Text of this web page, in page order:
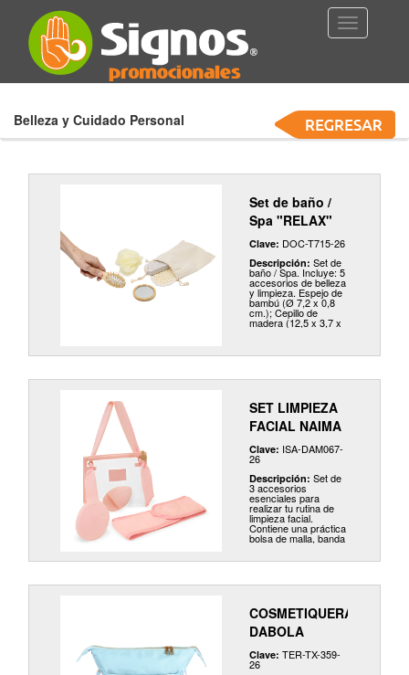
Toggle
Navigation
Belleza y Cuidado Personal
Set de baño /
Spa "RELAX"
Clave: DOC-T715-26
Descripción:Set de
baño / Spa. Incluye: 5
accesorios de belleza
y limpieza. Espejo de
bambú (Ø 7,2 x 0,8
cm.); Cepillo de
madera (12,5 x 3,7 x
3,5 cm.); Piedra
algodón (9,5 x 4,5 x
poliéster (Ø 9 cm.);
elástico, recubierta en
algodón y tejido
exfoliante (14,7 x
9,7cm.).
SET LIMPIEZA
FACIAL NAIMA
Clave: ISA-DAM067-
26
Descripción:Set de
3 accesorios
esenciales para
realizar tu rutina de
limpieza facial.
Contiene una práctica
bolsa de malla, banda
ajustable para el
cabello, cepillo de
delicada y esponja
limpiadores faciales.
Perfecto para el uso
diario o para llevar de
viaje.
COSMETIQUERA
DABOLA
Clave:TER-TX-359-
26